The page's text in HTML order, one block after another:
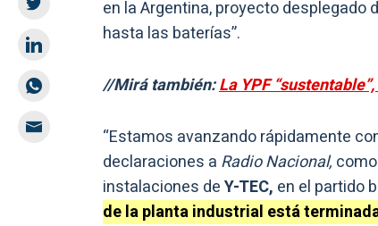
en la Argentina, proyecto desplegado
hasta las baterías”.
//Mirá también:La YPF
“Estamos avanzando rápidamente
declaraciones a Radio Nacional,
instalaciones deY-TEC, en el partido
de la planta industrial está